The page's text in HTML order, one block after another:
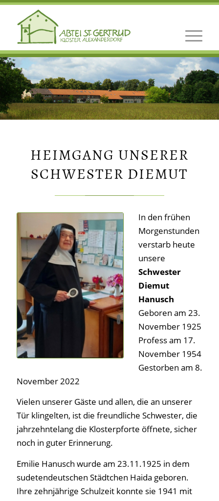
HEIMGANG UNSERER
SCHWESTER DIEMUT
In den frühen
Morgenstunden
verstarb heute
unsere
Schwester
Diemut
Hanusch
Geboren am 23.
November 1925
Profess am 17.
November 1954
Gestorben am 8.
November 2022
Vielen unserer Gäste und allen, die an unserer
Tür klingelten, ist die freundliche Schwester, die
jahrzehntelang die Klosterpforte öffnete, sicher
noch in guter Erinnerung.
Emilie Hanusch wurde am 23.11.1925 in dem
sudetendeutschen Städtchen Haida geboren.
Ihre zehnjährige Schulzeit konnte sie 1941 mit